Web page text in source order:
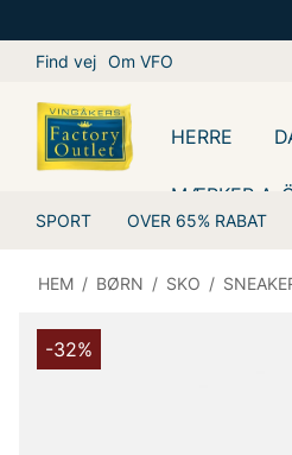
Find vej Om VFO
HERRE
SPORT OVER 65% RABAT
MÆRKER A-
HEM / BØRN / SKO /
-32%